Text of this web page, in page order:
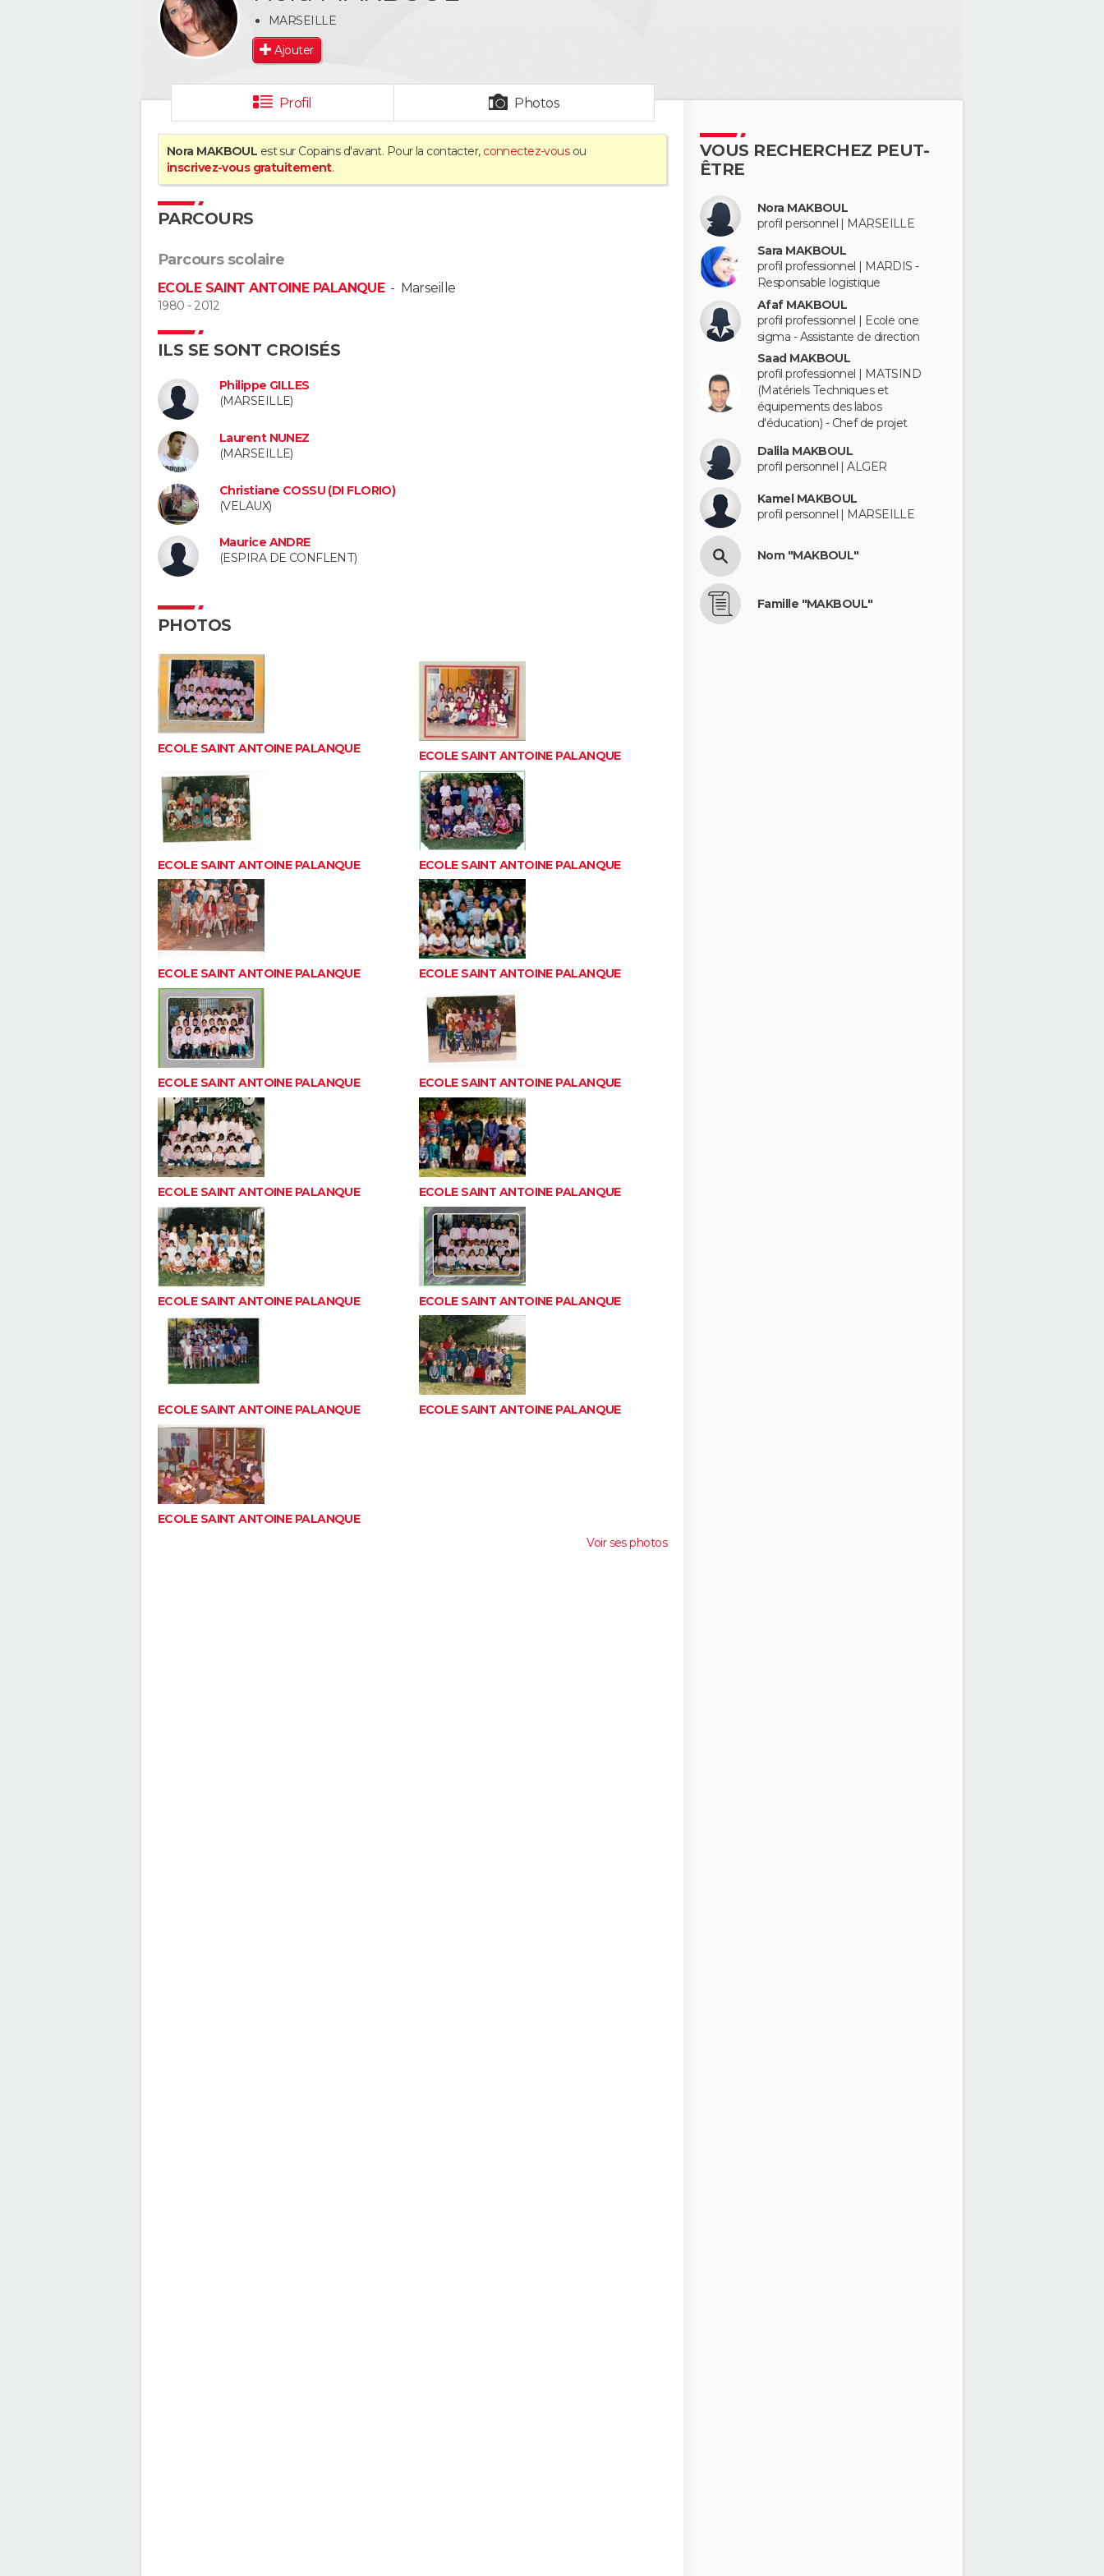
MARSEILLE
Ajouter
Profil Photos
Nora MAKBOUL est sur Copains d'avant. Pour la contacter, connectez-vousou
inscrivez-vous gratuitement.
PARCOURS
Parcours scolaire
ECOLE SAINT ANTOINE PALANQUE- Marseille
1980 - 2012
ILS SE SONT CROISÉS
Philippe GILLES
(MARSEILLE)
Laurent NUNEZ
(MARSEILLE)
Christiane COSSU (DI FLORIO)
(VELAUX)
Maurice ANDRE
(ESPIRA DE CONFLENT)
PHOTOS
ECOLE SAINT ANTOINE PALANQUE ECOLE SAINT ANTOINE PALANQUE
ECOLE SAINT ANTOINE PALANQUE ECOLE SAINT ANTOINE PALANQUE
ECOLE SAINT ANTOINE PALANQUE ECOLE SAINT ANTOINE PALANQUE
ECOLE SAINT ANTOINE PALANQUE ECOLE SAINT ANTOINE PALANQUE
ECOLE SAINT ANTOINE PALANQUE ECOLE SAINT ANTOINE PALANQUE
ECOLE SAINT ANTOINE PALANQUE ECOLE SAINT ANTOINE PALANQUE
ECOLE SAINT ANTOINE PALANQUE ECOLE SAINT ANTOINE PALANQUE
ECOLE SAINT ANTOINE PALANQUE
Voir ses photos
VOUS RECHERCHEZ PEUT-
ÊTRE
Nora MAKBOUL
profil personnel | MARSEILLE
Sara MAKBOUL
profil professionnel | MARDIS -
Responsable logistique
Afaf MAKBOUL
profil professionnel | Ecole one
sigma - Assistante de direction
Saad MAKBOUL
profil professionnel | MATSIND
(Matériels Techniques et
équipements des labos
d'éducation) - Chef de projet
Dalila MAKBOUL
profil personnel | ALGER
Kamel MAKBOUL
profil personnel | MARSEILLE
Nom "MAKBOUL"
Famille "MAKBOUL"